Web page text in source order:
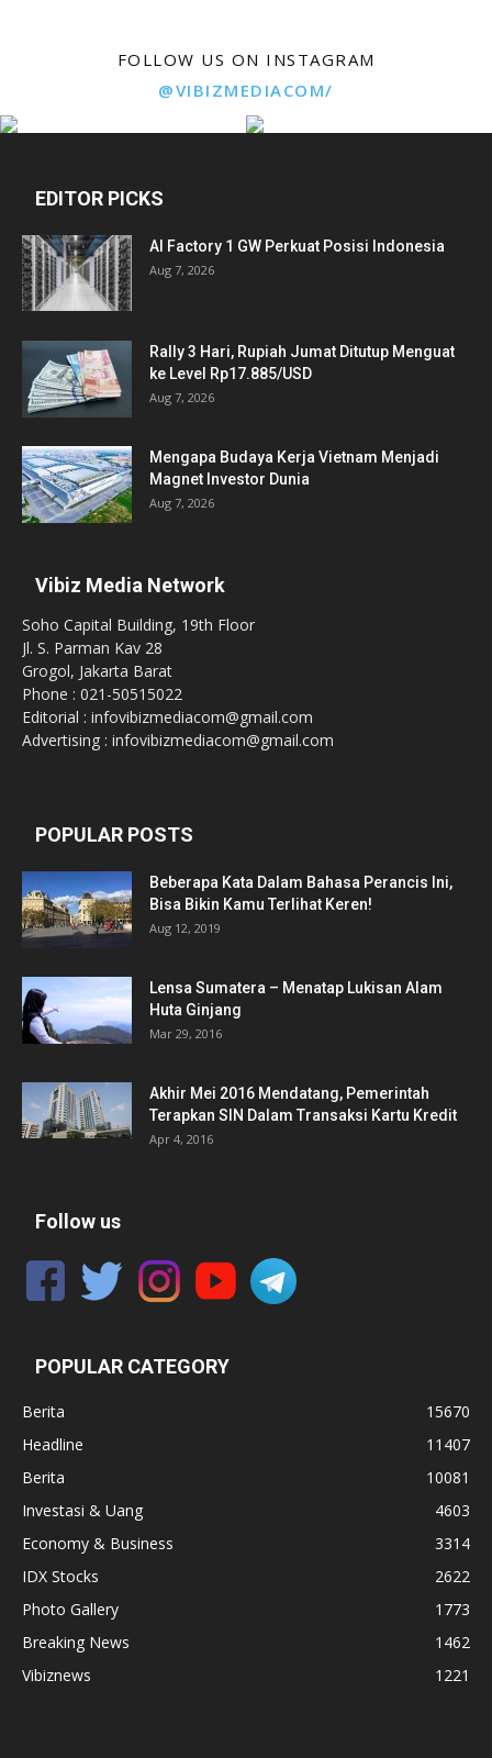
FOLLOW US ON INSTAGRAM
@VIBIZMEDIACOM/
EDITOR PICKS
AI Factory 1 GW Perkuat Posisi Indonesia
Aug 7, 2026
Rally 3 Hari, Rupiah Jumat Ditutup Menguat
ke Level Rp17.885/USD
Aug 7, 2026
Mengapa Budaya Kerja Vietnam Menjadi
Magnet Investor Dunia
Aug 7, 2026
Vibiz Media Network
Soho Capital Building, 19th Floor
Jl. S. Parman Kav 28
Grogol, Jakarta Barat
Phone : 021-50515022
Editorial : infovibizmediacom@gmail.com
Advertising : infovibizmediacom@gmail.com
POPULAR POSTS
Beberapa Kata Dalam Bahasa Perancis Ini,
Bisa Bikin Kamu Terlihat Keren!
Aug 12, 2019
Lensa Sumatera – Menatap Lukisan Alam
Huta Ginjang
Mar 29, 2016
Akhir Mei 2016 Mendatang, Pemerintah
Terapkan SIN Dalam Transaksi Kartu Kredit
Apr 4, 2016
Follow us
POPULAR CATEGORY
Berita
15670
Headline
11407
Berita
10081
Investasi & Uang
4603
Economy & Business
3314
IDX Stocks
2622
Photo Gallery
1773
Breaking News
1462
Vibiznews
1221